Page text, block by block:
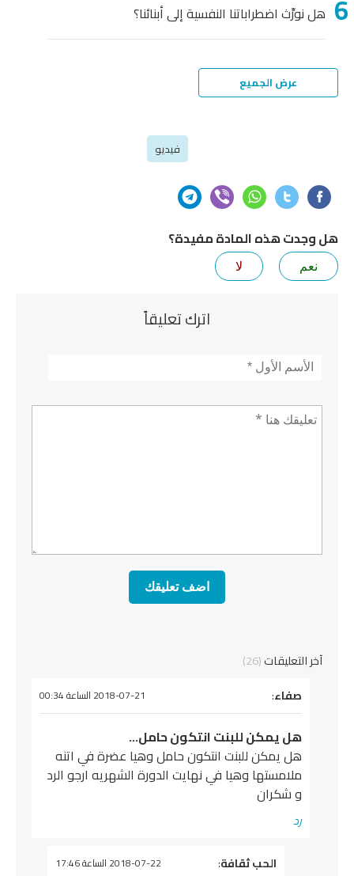
هل نورِّث اضطراباتنا النفسية إلى أبنائنا؟
عرض الجميع
فيديو
هل وجدت هذه المادة مفيدة؟
نعم لا
اترك تعليقاً
الأسم*
تعليق *
آخر التعليقات(26)
يقول
صفاء: 2018-07-21 الساعة 00:34
هل يمكن للبنت انتكون حامل…
هل يمكن للبنت انتكون حامل وهيا عضرة في اتنه
ملامستها وهيا في نهايت الدورة الشهريه ارجو الرد
و شكران
رد
يقول
الحب ثقافة: 2018-07-22 الساعة 17:46